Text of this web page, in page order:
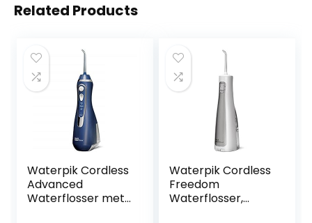
Related Products
Waterpik Cordless
Advanced
Waterflosser met
Waterpik Cordless
Freedom
Waterflosser,